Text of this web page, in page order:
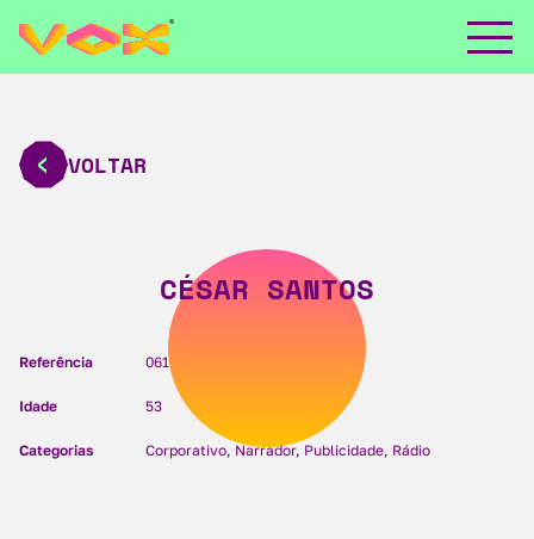
VOLTAR
CÉSAR SANTOS
Referência 061
Idade 53
Categorias Corporativo, Narrador, Publicidade, Rádio